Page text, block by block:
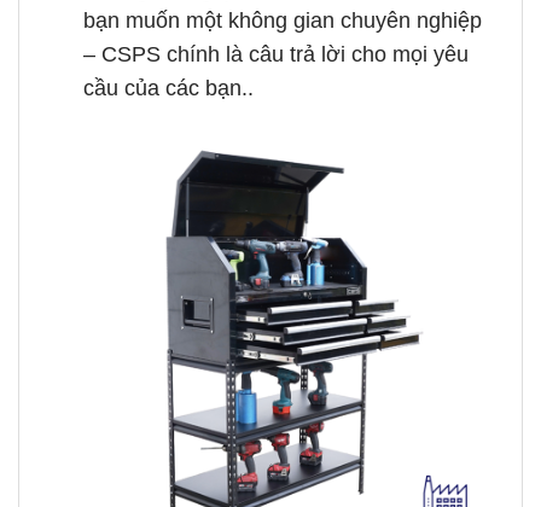
bạn muốn một không gian chuyên nghiệp
– CSPS chính là câu trả lời cho mọi yêu
cầu của các bạn..